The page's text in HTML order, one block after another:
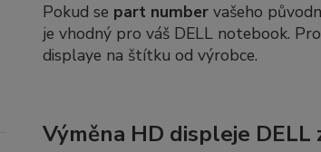
Pokud se part numbervašeho
je vhodný pro váš DELL notebook.
displaye na štítku od výrobce.
Výměna HD displeje DELL